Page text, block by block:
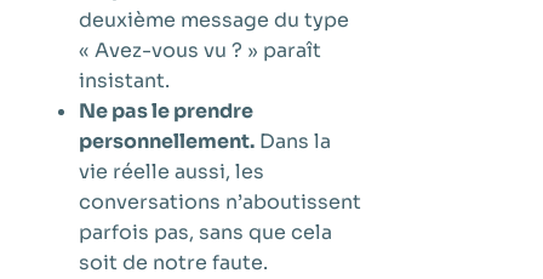
deuxième message du type
« Avez-vous vu ? » paraît
insistant.
Ne pas le prendre
personnellement.Dans la
vie réelle aussi, les
conversations n’aboutissent
parfois pas, sans que cela
soit de notre faute.